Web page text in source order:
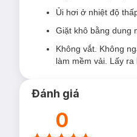
Ủi hơi ở nhiệt độ
Giặt khô bằng dung
Không vắt. Không
làm mềm vải. Lấy ra
Đánh giá
0